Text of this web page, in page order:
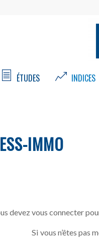
ÉTUDES INDICES
IMMO
devez vous connecter
Si vous n’êtes pas